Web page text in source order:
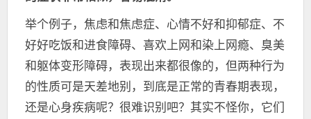
举个例子，焦虑和焦虑症、心情不好和抑郁症、不
好好吃饭和进食障碍、喜欢上网和染上网瘾、臭美
和躯体变形障碍，表现出来都很像的，但两种行为
的性质可是天差地别，到底是正常的青春期表现，
还是心身疾病呢？很难识别吧？其实不怪你，它们